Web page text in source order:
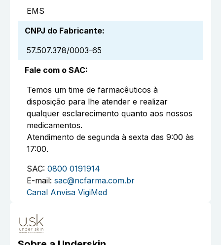
EMS
CNPJ do Fabricante:
57.507.378/0003-65
Fale com o SAC:
Temos um time de farmacêuticos à
disposição para lhe atender e realizar
qualquer esclarecimento quanto aos nossos
medicamentos.
Atendimento de segunda à sexta das 9:00 às
17:00.
SAC: 0800 0191914
E-mail: sac@ncfarma.com.br
Canal Anvisa VigiMed